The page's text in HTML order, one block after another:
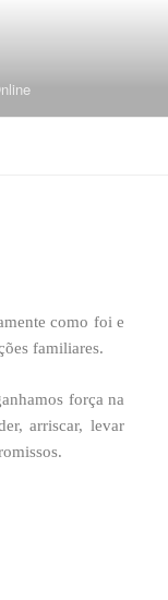
como foi e
familiares.
força na
arriscar, levar